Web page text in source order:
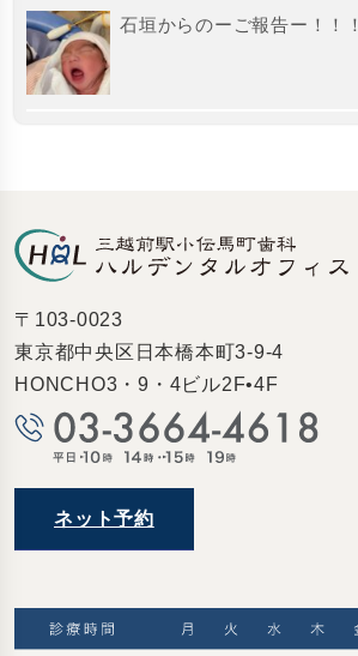
石垣からのーご報告ー！！！
〒103-0023
東京都中央区日本橋本町3-9-4
HONCHO3・9・4ビル2F•4F
ネット予約